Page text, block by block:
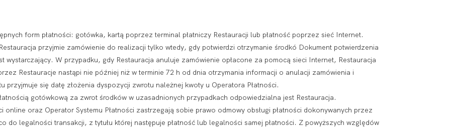
form płatności: gotówka, kartą poprzez terminal płatniczy Restauracji lub płatność poprzez sieć Internet.
przyjmie zamówienie do realizacji tylko wtedy, gdy potwierdzi otrzymanie środkó Dokument potwierdzenia
wystarczający. W przypadku, gdy Restauracja anuluje zamówienie opłacone za pomocą sieci Internet, Restauracja
Restauracje nastąpi nie później niż w terminie 72 h od dnia otrzymania informacji o anulacji zamówienia i
się datę złożenia dyspozycji zwrotu należnej kwoty u Operatora Płatności.
gotówkową za zwrot środków w uzasadnionych przypadkach odpowiedzialna jest Restauracja.
online oraz Operator Systemu Płatności zastrzegają sobie prawo odmowy obsługi płatności dokonywanych przez
do legalności transakcji, z tytułu której następuje płatność lub legalności samej płatności. Z powyższych względów